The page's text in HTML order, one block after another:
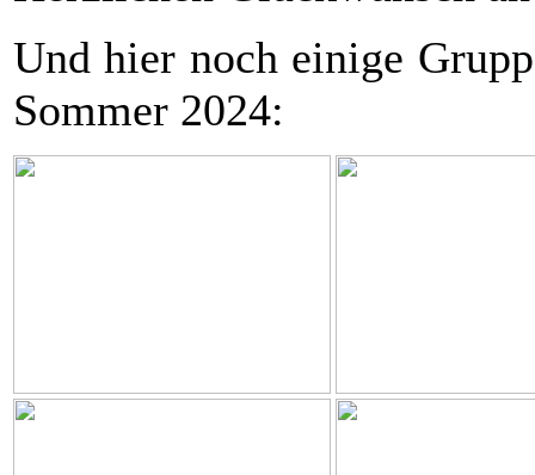
Und hier noch einige
Sommer 2024: